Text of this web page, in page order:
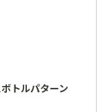
トルパターン